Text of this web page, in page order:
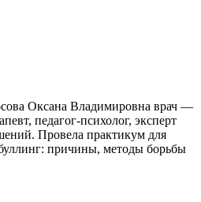
Оксана Владимировна врач —
педагог-психолог, эксперт
Провела практикум для
причины, методы борьбы